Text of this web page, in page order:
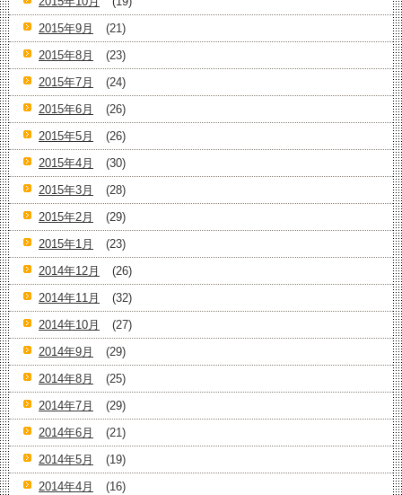
2015年9月
(21)
2015年8月
(23)
2015年7月
(24)
2015年6月
(26)
2015年5月
(26)
2015年4月
(30)
2015年3月
(28)
2015年2月
(29)
2015年1月
(23)
2014年12月
(26)
2014年11月
(32)
2014年10月
(27)
2014年9月
(29)
2014年8月
(25)
2014年7月
(29)
2014年6月
(21)
2014年5月
(19)
2014年4月
(16)